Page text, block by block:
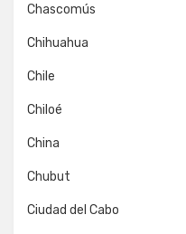
Chascomús
Chihuahua
Chile
Chiloé
China
Chubut
Ciudad del Cabo